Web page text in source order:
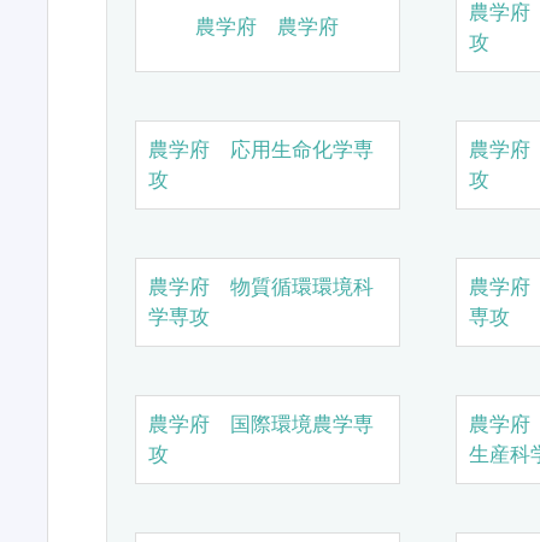
農学府 農学府
農学
攻
農学府 応用生命化学専
攻
農学
攻
農学府 物質循環環境科
学専攻
農学
専攻
農学府 国際環境農学専
攻
農学
生産科